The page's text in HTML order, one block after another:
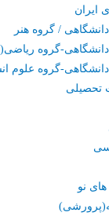
ایران
/ گروه هنر
گروه
گروه علوم
تحصیلی
نو